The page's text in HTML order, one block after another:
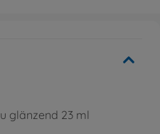
glänzend 23 ml